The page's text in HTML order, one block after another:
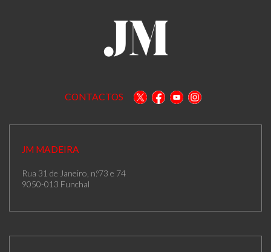
CONTACTOS
JM MADEIRA
Rua 31 de Janeiro, n.º73 e 74
9050-013 Funchal